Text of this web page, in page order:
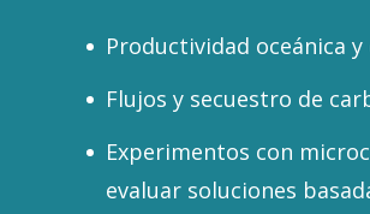
Productividad oceánica
Flujos y secuestro de
Experimentos con
evaluar soluciones